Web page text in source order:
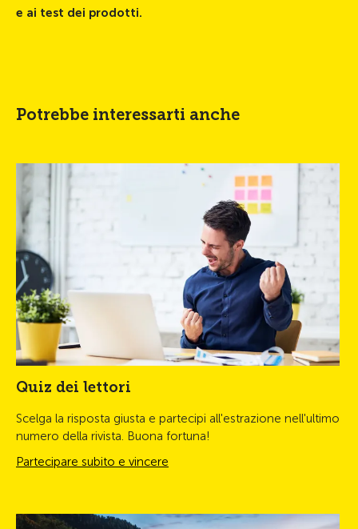
e ai test dei prodotti.
Potrebbe interessarti anche
Quiz dei lettori
Scelga la risposta giusta e partecipi all'estrazione nell'ultimo
numero della rivista. Buona fortuna!
Partecipare subito e vincere